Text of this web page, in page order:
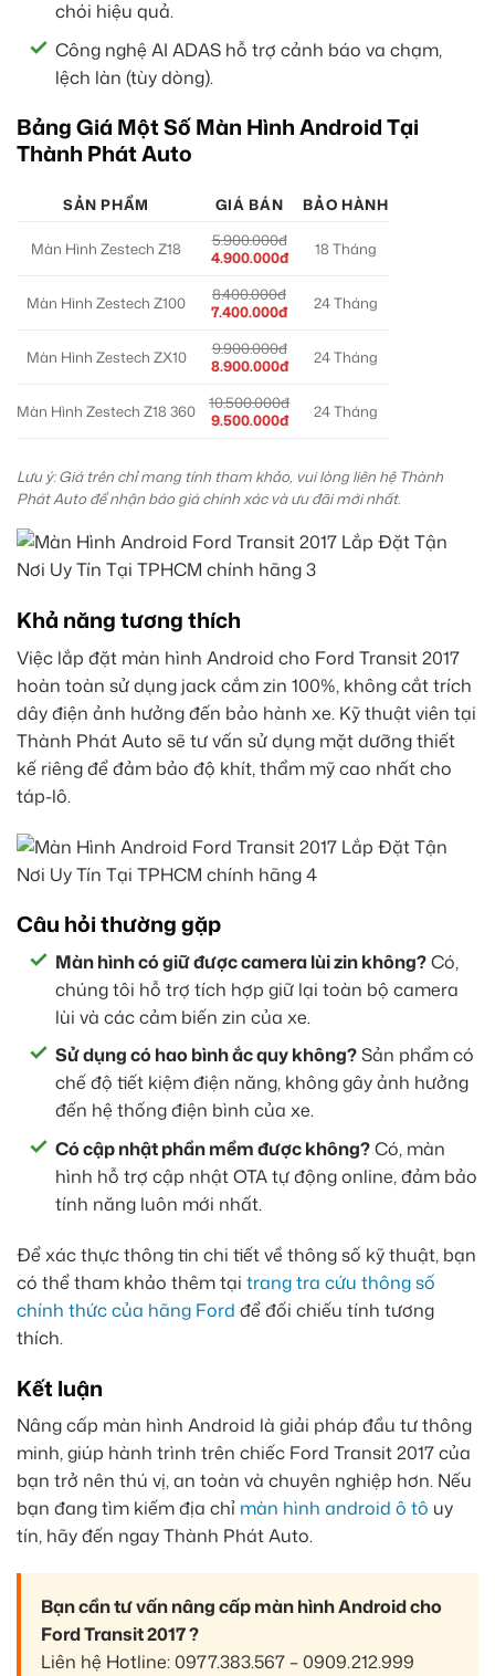
chói hiệu quả.
Công nghệ AI ADAS hỗ trợ cảnh báo va chạm,
lệch làn (tùy dòng).
Bảng Giá Một Số Màn Hình Android Tại
Thành Phát Auto
SẢN PHẨM GIÁ BÁN BẢO HÀNH
Màn Hình Zestech Z18
5.900.000đ
4.900.000đ
18 Tháng
Màn Hình Zestech Z100
8.400.000đ
7.400.000đ
24 Tháng
Màn Hình Zestech ZX10
9.900.000đ
8.900.000đ
24 Tháng
Màn Hình Zestech Z18 360
10.500.000đ
9.500.000đ
24 Tháng
Lưu ý: Giá trên chỉ mang tính tham khảo, vui lòng liên hệ Thành
Phát Auto để nhận báo giá chính xác và ưu đãi mới nhất.
Khả năng tương thích
Việc lắp đặt màn hình Android cho Ford Transit 2017
hoàn toàn sử dụng jack cắm zin 100%, không cắt trích
dây điện ảnh hưởng đến bảo hành xe. Kỹ thuật viên tại
Thành Phát Auto sẽ tư vấn sử dụng mặt dưỡng thiết
kế riêng để đảm bảo độ khít, thẩm mỹ cao nhất cho
táp-lô.
Câu hỏi thường gặp
Màn hình có giữ được camera lùi zin không?Có,
chúng tôi hỗ trợ tích hợp giữ lại toàn bộ camera
lùi và các cảm biến zin của xe.
Sử dụng có hao bình ắc quy không?Sản phẩm có
chế độ tiết kiệm điện năng, không gây ảnh hưởng
đến hệ thống điện bình của xe.
Có cập nhật phần mềm được không?Có, màn
hình hỗ trợ cập nhật OTA tự động online, đảm bảo
tính năng luôn mới nhất.
Để xác thực thông tin chi tiết về thông số kỹ thuật, bạn
có thể tham khảo thêm tại trang tra cứu thông số
chính thức của hãng Ford để đối chiếu tính tương
thích.
Kết luận
Nâng cấp màn hình Android là giải pháp đầu tư thông
minh, giúp hành trình trên chiếc Ford Transit 2017 của
bạn trở nên thú vị, an toàn và chuyên nghiệp hơn. Nếu
bạn đang tìm kiếm địa chỉ màn hình android ô tô uy
tín, hãy đến ngay Thành Phát Auto.
Bạn cần tư vấn nâng cấp màn hình Android cho
Ford Transit 2017 ?
Liên hệ Hotline: 0977.383.567 – 0909.212.999